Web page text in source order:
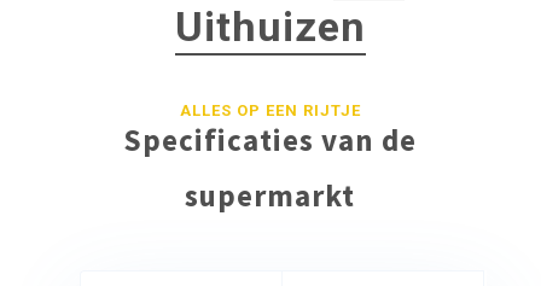
Uithuizen
ALLES OP EEN RIJTJE
Specificaties van de
supermarkt